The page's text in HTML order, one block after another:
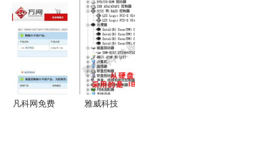
您的数字身
方案 从域
名注册到数
据中心托管
凡科网免费
雅威科技